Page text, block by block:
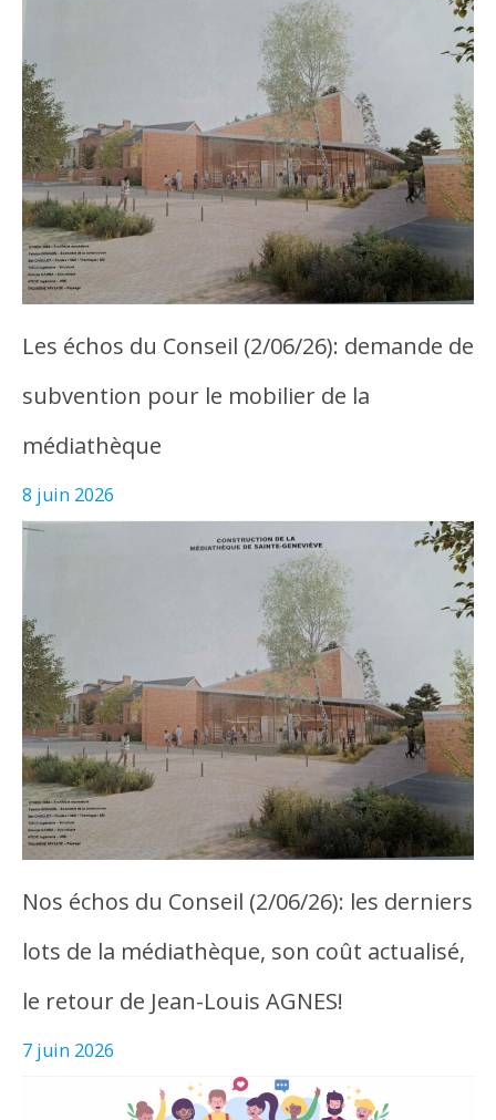
Les échos du Conseil (2/06/26): demande de
subvention pour le mobilier de la
médiathèque
8 juin 2026
Nos échos du Conseil (2/06/26): les derniers
lots de la médiathèque, son coût actualisé,
le retour de Jean-Louis AGNES!
7 juin 2026